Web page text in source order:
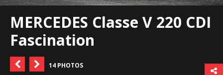
MERCEDES Classe V 220 CDI
Fascination
14 PHOTOS